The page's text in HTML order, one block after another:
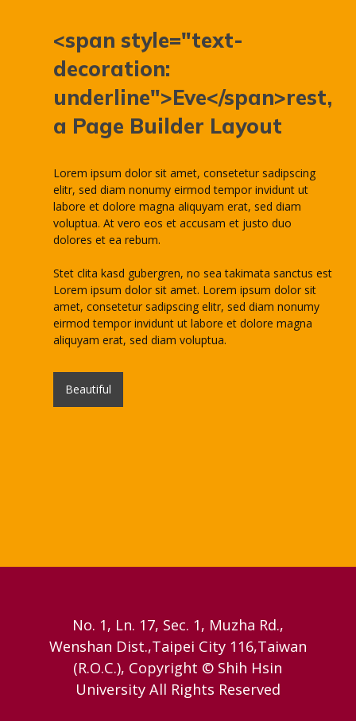
<span style="text-
decoration:
underline">Eve</span>rest,
a Page Builder Layout
Lorem ipsum dolor sit amet, consetetur sadipscing
elitr, sed diam nonumy eirmod tempor invidunt ut
labore et dolore magna aliquyam erat, sed diam
voluptua. At vero eos et accusam et justo duo
dolores et ea rebum.
Stet clita kasd gubergren, no sea takimata sanctus est
Lorem ipsum dolor sit amet. Lorem ipsum dolor sit
amet, consetetur sadipscing elitr, sed diam nonumy
eirmod tempor invidunt ut labore et dolore magna
aliquyam erat, sed diam voluptua.
Beautiful
No. 1, Ln. 17, Sec. 1, Muzha Rd.,
Wenshan Dist.,Taipei City 116,Taiwan
(R.O.C.), Copyright © Shih Hsin
University All Rights Reserved